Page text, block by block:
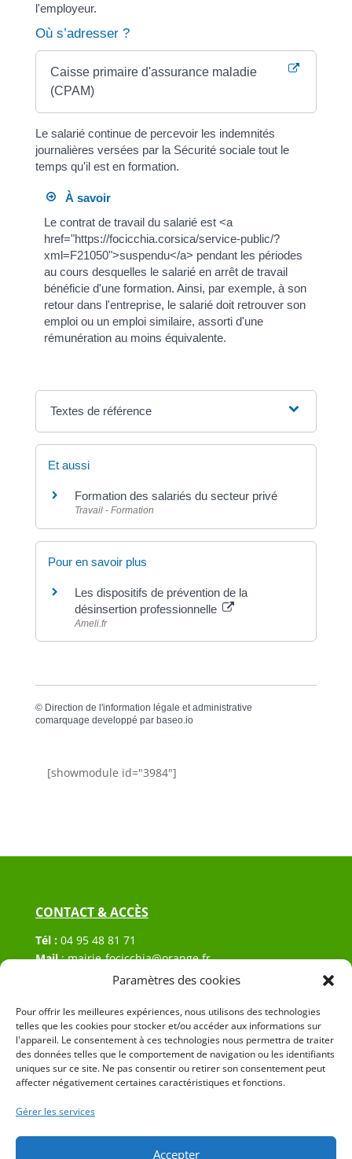
Paramètres des cookies
Pour offrir les meilleures expériences, nous utilisons des technologies
telles que les cookies pour stocker et/ou accéder aux informations sur
l'appareil. Le consentement à ces technologies nous permettra de traiter
des données telles que le comportement de navigation ou les identifiants
uniques sur ce site. Ne pas consentir ou retirer son consentement peut
affecter négativement certaines caractéristiques et fonctions.
Gérer les services
Accepter
l'employeur.
Où s’adresser ?
Caisse primaire d'assurance maladie
(CPAM)
Le salarié continue de percevoir les indemnités
journalières versées par la Sécurité sociale tout le
temps qu'il est en formation.
À savoir
Le contrat de travail du salarié est <a
href="https://focicchia.corsica/service-public/?
xml=F21050">suspendu</a> pendant les périodes
au cours desquelles le salarié en arrêt de travail
bénéficie d'une formation. Ainsi, par exemple, à son
retour dans l'entreprise, le salarié doit retrouver son
emploi ou un emploi similaire, assorti d'une
rémunération au moins équivalente.
Textes de référence
Et aussi
Formation des salariés du secteur privé
Travail - Formation
Pour en savoir plus
Les dispositifs de prévention de la
désinsertion professionnelle
Ameli.fr
© Direction de l'information légale et administrative
comarquage developpé par baseo.io
[showmodule id="3984"]
CONTACT & ACCÈS
Tél : 04 95 48 81 71
Mail:mairie-focicchia@orange.fr
Hôtel de ville de Focicchia
20212 Focicchia